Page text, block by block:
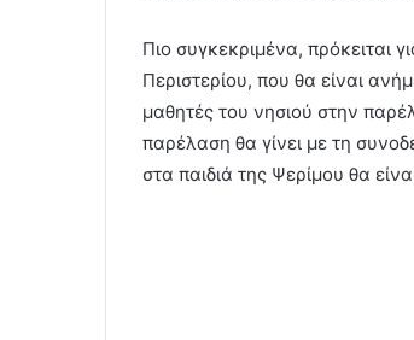
Πιο συγκεκριμένα, πρόκειται
Περιστερίου, που θα είναι
μαθητές του νησιού στην
παρέλαση θα γίνει με τη
στα παιδιά της Ψερίμου θα